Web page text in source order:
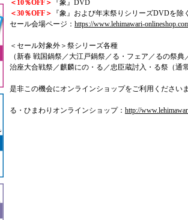
＜10％OFF＞
『象』DVD
＜30％OFF＞
『象』および年末祭りシリーズDVDを除
セール会場ページ： https://www.lehimawari-
＜セール対象外＞祭シリーズ各種
（新春 戦国鍋祭／大江戸鍋祭／る・フェア／るの祭
治座大合戦祭／麒麟にの・る／忠臣蔵討入・る祭（通
是非この機会にオンラインショップをご利用くださいま
る・ひまわりオンラインショップ： http://